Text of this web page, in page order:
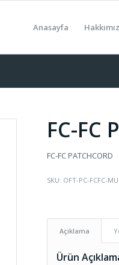
Anasayfa
FC-FC
FC-FC PATCHCORD
SKU: OFT-PC-FCFC-
Açıklama
Ürün